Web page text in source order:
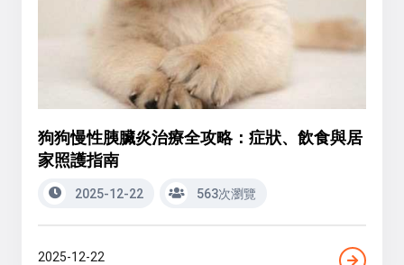
狗狗慢性胰臟炎治療全攻略：症狀、飲食與居
家照護指南
2025-12-22 563次瀏覽
2025-12-22